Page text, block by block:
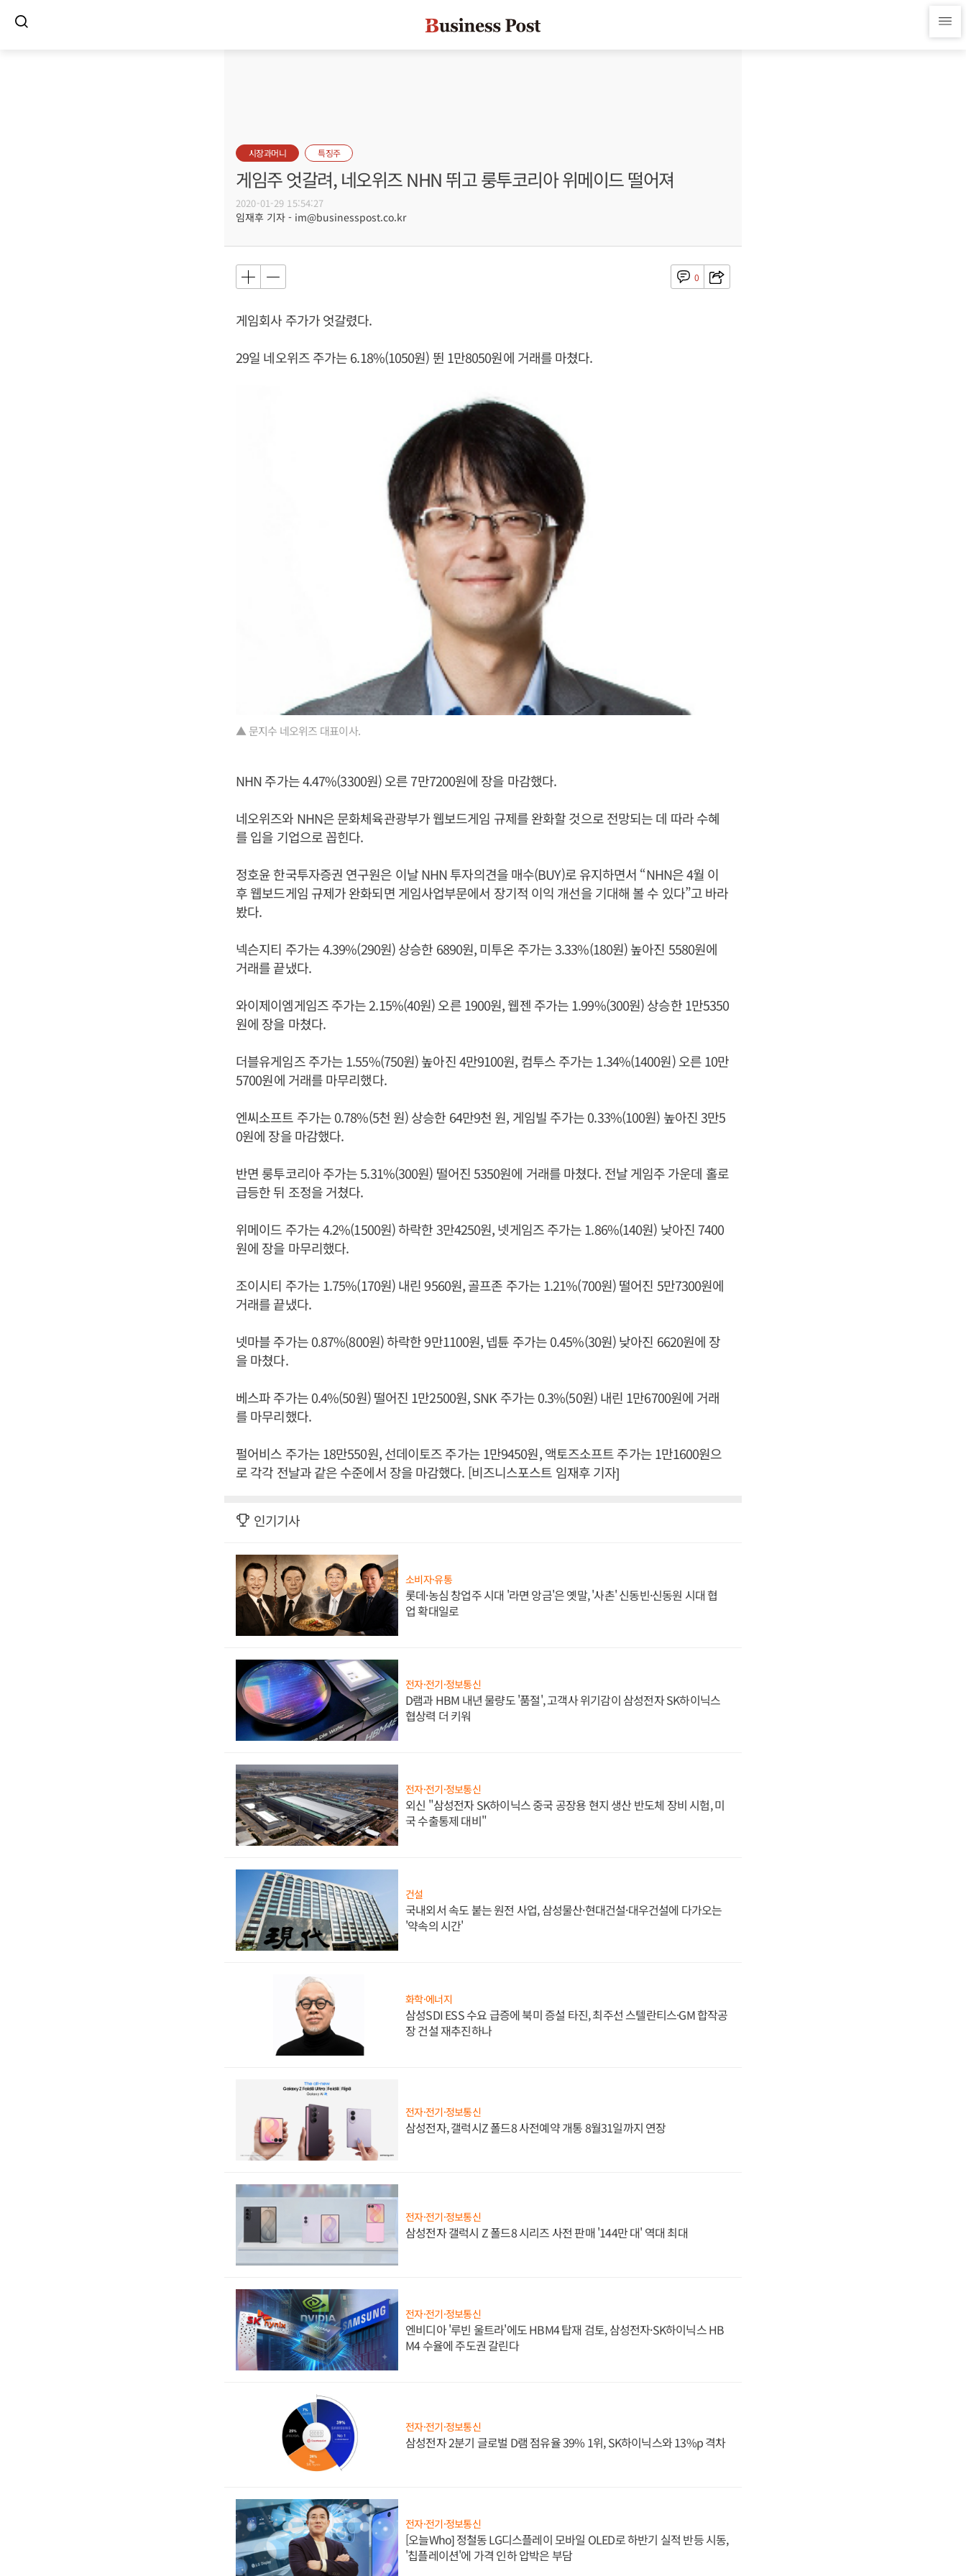
시장과머니 특징주
게임주 엇갈려, 네오위즈 NHN 뛰고 룽투코리아 위메이드 떨어져
2020-01-29 15:54:27
임재후 기자 - im@businesspost.co.kr
0
게임회사 주가가 엇갈렸다.
29일 네오위즈 주가는 6.18%(1050원) 뛴 1만8050원에 거래를 마쳤다.
▲ 문지수 네오위즈 대표이사.
NHN 주가는 4.47%(3300원) 오른 7만7200원에 장을 마감했다.
네오위즈와 NHN은 문화체육관광부가 웹보드게임 규제를 완화할 것으로 전망되는 데 따라 수혜
를 입을 기업으로 꼽힌다.
정호윤 한국투자증권 연구원은 이날 NHN 투자의견을 매수(BUY)로 유지하면서 “NHN은 4월 이
후 웹보드게임 규제가 완화되면 게임사업부문에서 장기적 이익 개선을 기대해 볼 수 있다”고 바라
봤다.
넥슨지티 주가는 4.39%(290원) 상승한 6890원, 미투온 주가는 3.33%(180원) 높아진 5580원에
거래를 끝냈다.
와이제이엠게임즈 주가는 2.15%(40원) 오른 1900원, 웹젠 주가는 1.99%(300원) 상승한 1만5350
원에 장을 마쳤다.
더블유게임즈 주가는 1.55%(750원) 높아진 4만9100원, 컴투스 주가는 1.34%(1400원) 오른 10만
5700원에 거래를 마무리했다.
엔씨소프트 주가는 0.78%(5천 원) 상승한 64만9천 원, 게임빌 주가는 0.33%(100원) 높아진 3만5
0원에 장을 마감했다.
반면 룽투코리아 주가는 5.31%(300원) 떨어진 5350원에 거래를 마쳤다. 전날 게임주 가운데 홀로
급등한 뒤 조정을 거쳤다.
위메이드 주가는 4.2%(1500원) 하락한 3만4250원, 넷게임즈 주가는 1.86%(140원) 낮아진 7400
원에 장을 마무리했다.
조이시티 주가는 1.75%(170원) 내린 9560원, 골프존 주가는 1.21%(700원) 떨어진 5만7300원에
거래를 끝냈다.
넷마블 주가는 0.87%(800원) 하락한 9만1100원, 넵튠 주가는 0.45%(30원) 낮아진 6620원에 장
을 마쳤다.
베스파 주가는 0.4%(50원) 떨어진 1만2500원, SNK 주가는 0.3%(50원) 내린 1만6700원에 거래
를 마무리했다.
펄어비스 주가는 18만550원, 선데이토즈 주가는 1만9450원, 액토즈소프트 주가는 1만1600원으
로 각각 전날과 같은 수준에서 장을 마감했다. [비즈니스포스트 임재후 기자]
인기기사
소비자·유통
롯데·농심 창업주 시대 '라면 앙금'은 옛말, '사촌' 신동빈·신동원 시대 협
업 확대일로
전자·전기·정보통신
D램과 HBM 내년 물량도 '품절', 고객사 위기감이 삼성전자 SK하이닉스
협상력 더 키워
전자·전기·정보통신
외신 "삼성전자 SK하이닉스 중국 공장용 현지 생산 반도체 장비 시험, 미
국 수출통제 대비"
건설
국내외서 속도 붙는 원전 사업, 삼성물산·현대건설·대우건설에 다가오는
'약속의 시간'
화학·에너지
삼성SDI ESS 수요 급증에 북미 증설 타진, 최주선 스텔란티스·GM 합작공
장 건설 재추진하나
전자·전기·정보통신
삼성전자, 갤럭시Z 폴드8 사전예약 개통 8월31일까지 연장
전자·전기·정보통신
삼성전자 갤럭시 Z 폴드8 시리즈 사전 판매 '144만 대' 역대 최대
전자·전기·정보통신
엔비디아 '루빈 울트라'에도 HBM4 탑재 검토, 삼성전자·SK하이닉스 HB
M4 수율에 주도권 갈린다
전자·전기·정보통신
삼성전자 2분기 글로벌 D램 점유율 39% 1위, SK하이닉스와 13%p 격차
전자·전기·정보통신
[오늘Who] 정철동 LG디스플레이 모바일 OLED로 하반기 실적 반등 시동,
'칩플레이션'에 가격 인하 압박은 부담